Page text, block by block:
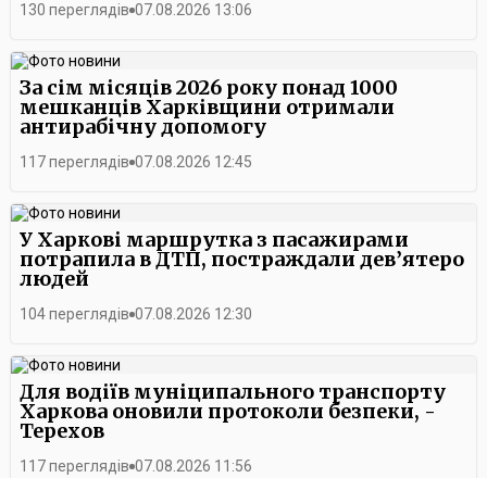
130 переглядів 07.08.2026 13:06
За сім місяців 2026 року понад 1000
мешканців Харківщини отримали
антирабічну допомогу
117 переглядів 07.08.2026 12:45
У Харкові маршрутка з пасажирами
потрапила в ДТП, постраждали дев’ятеро
людей
104 переглядів 07.08.2026 12:30
Для водіїв муніципального транспорту
Харкова оновили протоколи безпеки, -
Терехов
117 переглядів 07.08.2026 11:56